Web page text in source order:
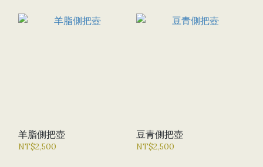
羊脂側把壺
NT$2,500
豆青側把壺
NT$2,500